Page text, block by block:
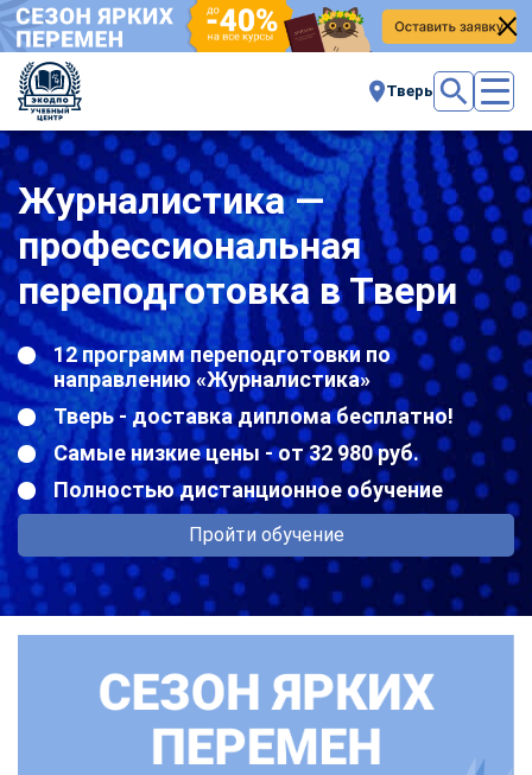
Тверь
Журналистика —
профессиональная
переподготовка в Твери
12 программ переподготовки по
направлению «Журналистика»
Тверь - доставка диплома бесплатно!
Самые низкие цены - от 32 980 руб.
Полностью дистанционное обучение
Пройти обучение